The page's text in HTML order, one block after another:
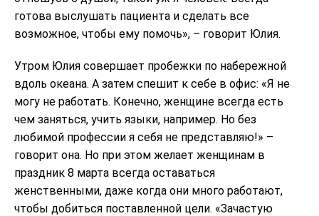
готова выслушать пациента и сделать все
возможное, чтобы ему помочь», – говорит Юлия.
Утром Юлия совершает пробежки по набережной
вдоль океана. А затем спешит к себе в офис: «Я не
могу не работать. Конечно, женщине всегда есть
чем заняться, учить языки, например. Но без
любимой профессии я себя не представляю!» –
говорит она. Но при этом желает женщинам в
праздник 8 марта всегда оставаться
женственными, даже когда они много работают,
чтобы добиться поставленной цели. «Зачастую